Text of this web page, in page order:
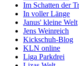
Im Schatten der
In voller Länge
Janus' kleine Welt
Jens Weinreich
Kickschuh-Blog
KLN online
Liga Parkdrei